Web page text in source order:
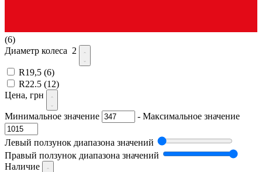
(6)
Диаметр колеса 2
R19,5 (6)
R22.5 (12)
Цена, грн
Минимальное значение - Максимальное значение
Левый ползунок диапазона значений
Правый ползунок диапазона значений
Наличие